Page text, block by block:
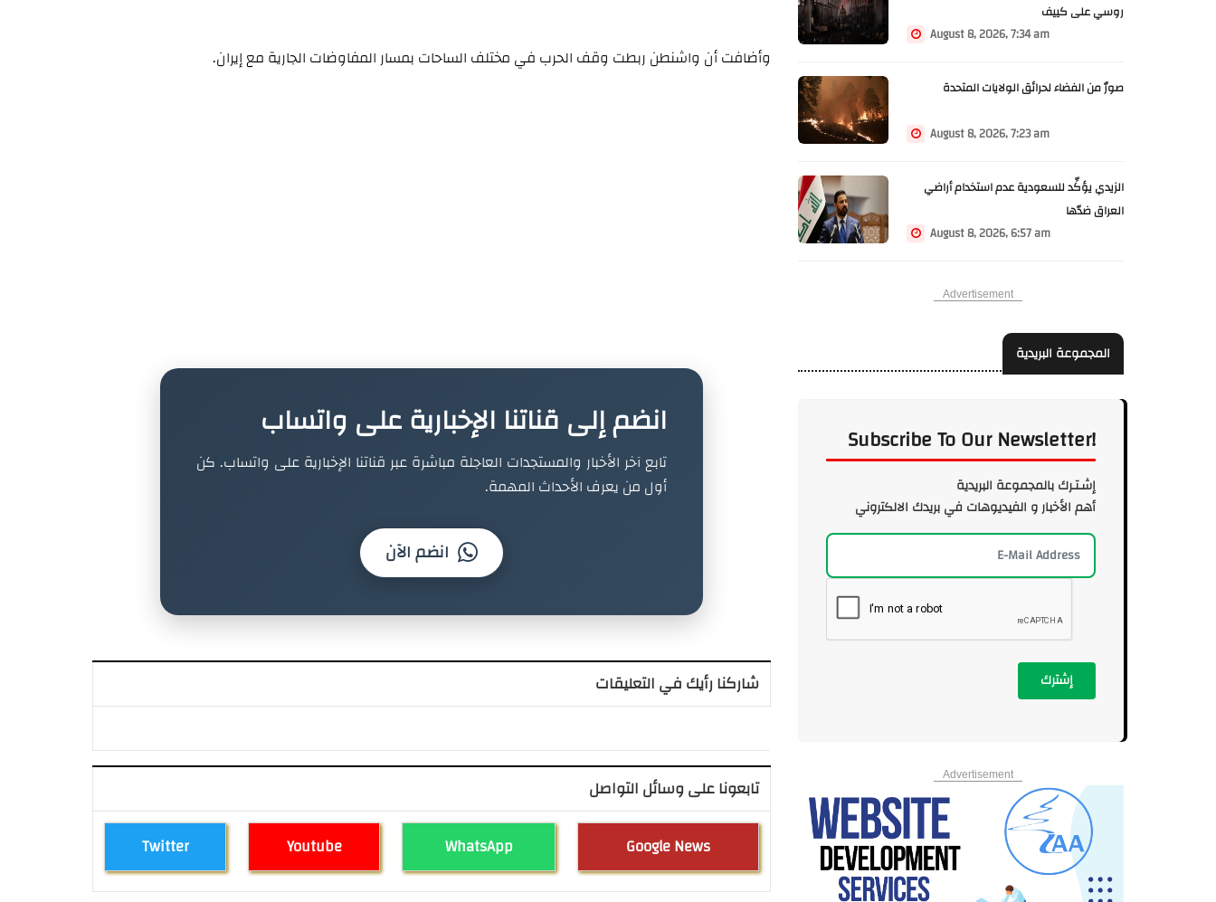
وأضافت أن واشنطن ربطت وقف الحرب في مختلف الساحات بمسار المفاوضات الجارية مع إيران.
انضم إلى قناتنا الإخبارية على واتساب
تابع آخر الأخبار والمستجدات العاجلة مباشرة عبر قناتنا الإخبارية على واتساب. كن
أول من يعرف الأحداث المهمة.
انضم الآن
شاركنا رأيك في التعليقات
تابعونا على وسائل التواصل
Twitter Youtube WhatsApp Google News
روسي على كييف
August 8, 2026, 7:34 am
صورٌ من الفضاء لحرائق الولايات المتحدة
August 8, 2026, 7:23 am
الزيدي يؤكِّد للسعودية عدم استخدام أراضي
العراق ضدّها
August 8, 2026, 6:57 am
Advertisement
المجموعة البريدية
Subscribe To Our Newsletter!
إشـتـرك بالمجموعة البريدية
أهم الأخبار و الفيديوهات في بريدك الالكتروني
إشترك
Advertisement